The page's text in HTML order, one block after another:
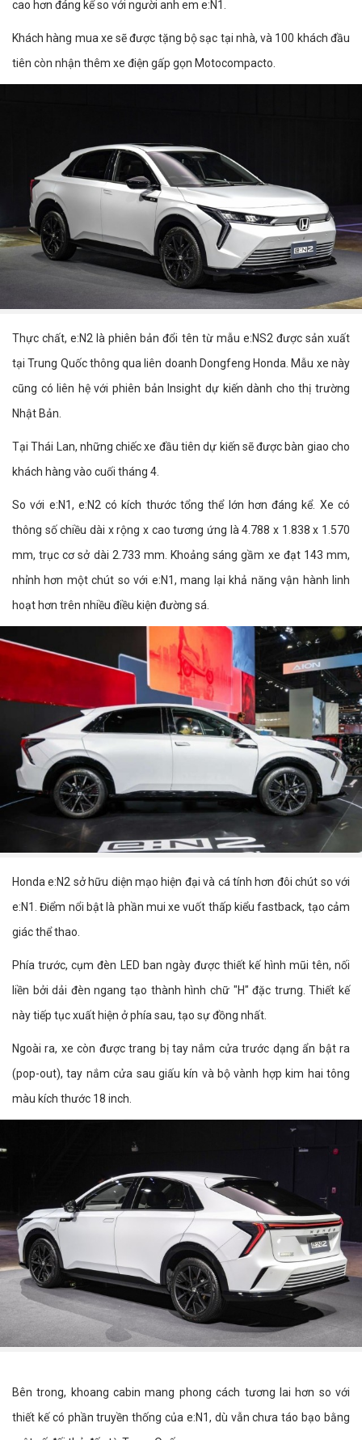
cao hơn đáng kể so với người anh em e:N1.
Khách hàng mua xe sẽ được tặng bộ sạc tại nhà, và 100 khách đầu
tiên còn nhận thêm xe điện gấp gọn Motocompacto.
Thực chất, e:N2 là phiên bản đổi tên từ mẫu e:NS2 được sản xuất
tại Trung Quốc thông qua liên doanh Dongfeng Honda. Mẫu xe này
cũng có liên hệ với phiên bản Insight dự kiến dành cho thị trường
Nhật Bản.
Tại Thái Lan, những chiếc xe đầu tiên dự kiến sẽ được bàn giao cho
khách hàng vào cuối tháng 4.
So với e:N1, e:N2 có kích thước tổng thể lớn hơn đáng kể. Xe có
thông số chiều dài x rộng x cao tương ứng là 4.788 x 1.838 x 1.570
mm, trục cơ sở dài 2.733 mm. Khoảng sáng gầm xe đạt 143 mm,
nhỉnh hơn một chút so với e:N1, mang lại khả năng vận hành linh
hoạt hơn trên nhiều điều kiện đường sá.
Honda e:N2 sở hữu diện mạo hiện đại và cá tính hơn đôi chút so với
e:N1. Điểm nổi bật là phần mui xe vuốt thấp kiểu fastback, tạo cảm
giác thể thao.
Phía trước, cụm đèn LED ban ngày được thiết kế hình mũi tên, nối
liền bởi dải đèn ngang tạo thành hình chữ "H" đặc trưng. Thiết kế
này tiếp tục xuất hiện ở phía sau, tạo sự đồng nhất.
Ngoài ra, xe còn được trang bị tay nắm cửa trước dạng ẩn bật ra
(pop-out), tay nắm cửa sau giấu kín và bộ vành hợp kim hai tông
màu kích thước 18 inch.
Bên trong, khoang cabin mang phong cách tương lai hơn so với
thiết kế có phần truyền thống của e:N1, dù vẫn chưa táo bạo bằng